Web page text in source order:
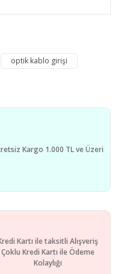
öneri formunu
optik kablo girişi
Kargo 1.000 TL ve Üzeri
Kartı ile taksitli Alışveriş
Çoklu Kredi Kartı ile Ödeme
Kolaylığı